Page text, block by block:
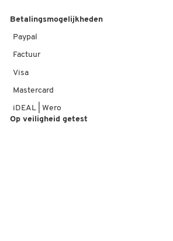
Betalingsmogelijkheden
Paypal
Factuur
Visa
Mastercard
iDEAL | Wero
Op veiligheid getest